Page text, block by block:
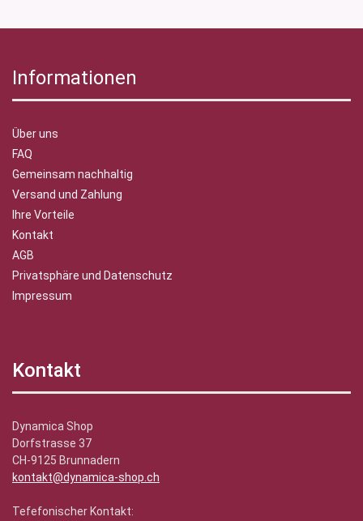
Informationen
Über uns
FAQ
Gemeinsam nachhaltig
Versand und Zahlung
Ihre Vorteile
Kontakt
AGB
Privatsphäre und Datenschutz
Impressum
Kontakt
Dynamica Shop
Dorfstrasse 37
CH-9125 Brunnadern
kontakt@dynamica-shop.ch
Tefefonischer Kontakt: